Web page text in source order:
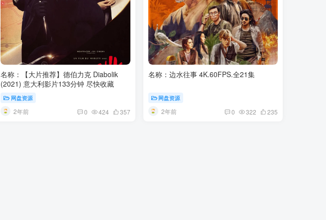
名称：【大片推荐】德伯力克 Diabolik
(2021) 意大利影片133分钟 尽快收藏
网盘资源
2年前 0 424 357
名称：边水往事 4K.60FPS.全21集
网盘资源
2年前 0 322 235